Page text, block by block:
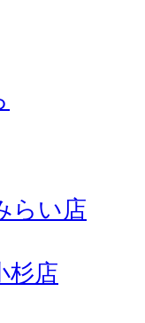
らい店
杉店